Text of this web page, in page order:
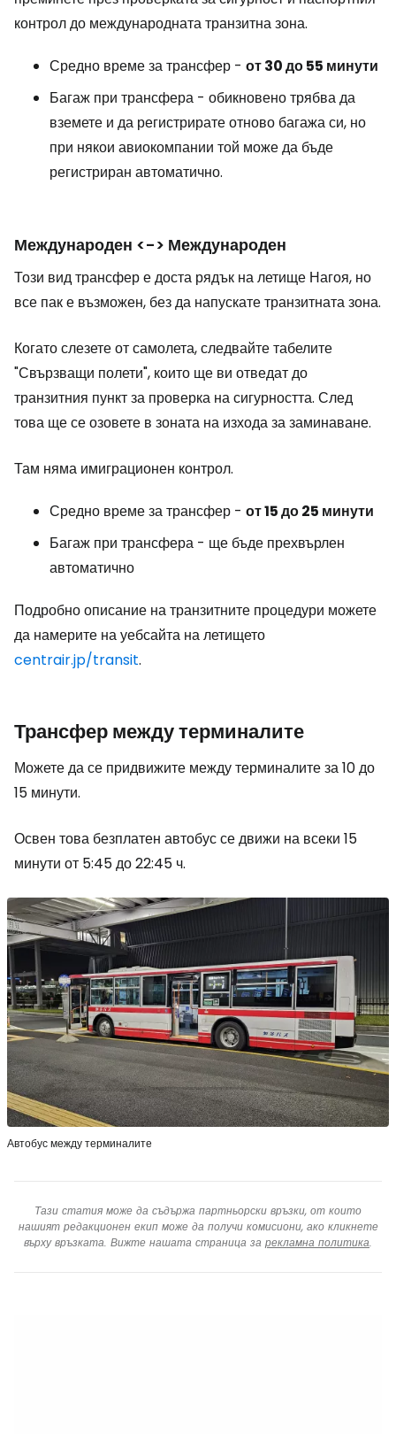
контрол до международната транзитна зона.
Средно време за трансфер - от 30 до 55 минути
Багаж при трансфера - обикновено трябва да
вземете и да регистрирате отново багажа си, но
при някои авиокомпании той може да бъде
регистриран автоматично.
Международен <-> Международен
Този вид трансфер е доста рядък на летище Нагоя, но
все пак е възможен, без да напускате транзитната зона.
Когато слезете от самолета, следвайте табелите
"Свързващи полети", които ще ви отведат до
транзитния пункт за проверка на сигурността. След
това ще се озовете в зоната на изхода за заминаване.
Там няма имиграционен контрол.
Средно време за трансфер - от 15 до 25 минути
Багаж при трансфера - ще бъде прехвърлен
автоматично
Подробно описание на транзитните процедури можете
да намерите на уебсайта на летището
centrair.jp/transit.
Трансфер между терминалите
Можете да се придвижите между терминалите за 10 до
15 минути.
Освен това безплатен автобус се движи на всеки 15
минути от 5:45 до 22:45 ч.
Автобус между терминалите
Тази статия може да съдържа партньорски връзки, от които
нашият редакционен екип може да получи комисиони, ако кликнете
върху връзката. Вижте нашата страница за рекламна политика.